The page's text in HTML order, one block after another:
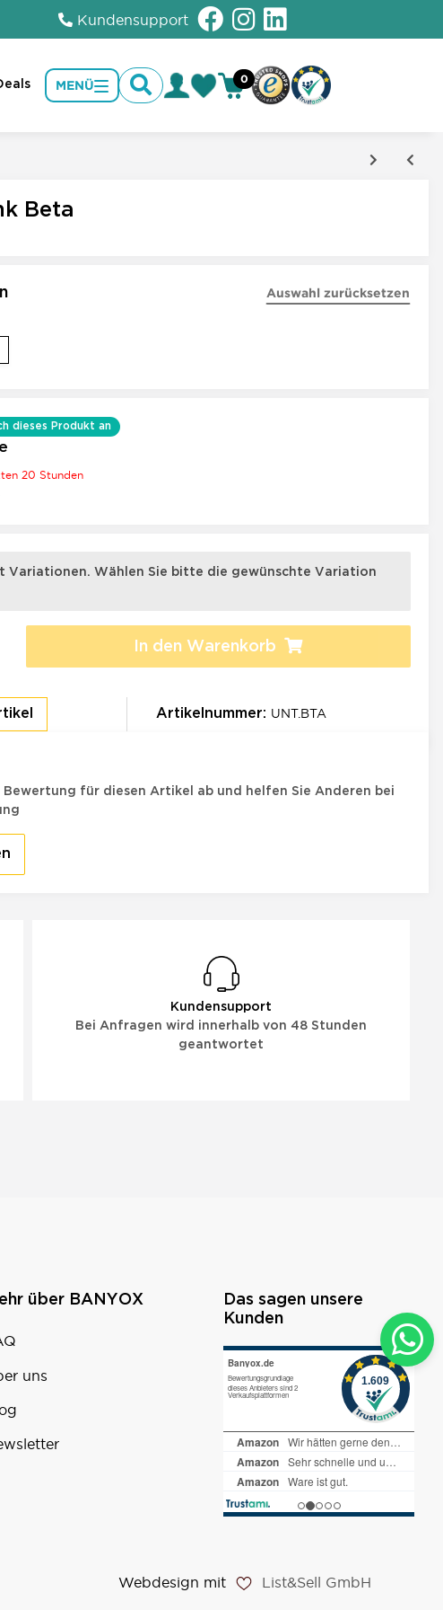
Kundensupport
MENÜ 0
Beta
Auswahl zurücksetzen
dieses Produkt an
20 Stunden
Variationen. Wählen Sie bitte die gewünschte Variation
In den Warenkorb
Artikelnummer: UNT.BTA
Bewertung für diesen Artikel ab und helfen Sie Anderen bei
Kundensupport
Bei Anfragen wird innerhalb von 48 Stunden
geantwortet
über BANYOX
uns
Das sagen unsere
Kunden
Webdesign mit List&Sell GmbH